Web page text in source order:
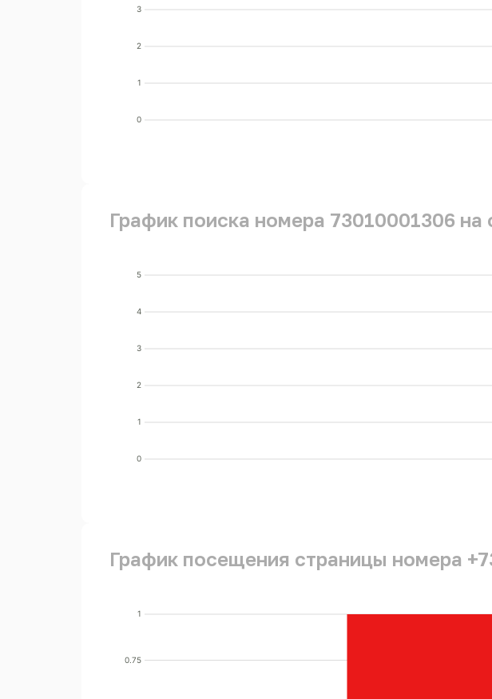
0
1
2
3
График поиска номера 73010001306 на
0
1
2
3
4
5
График посещения страницы номера
0.75
1